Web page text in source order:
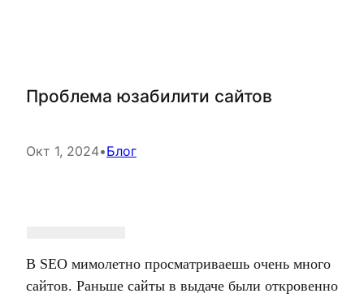
Проблема юзабилити сайтов
Окт 1, 2024•Блог
В SEO мимолетно просматриваешь очень много
сайтов. Раньше сайты в выдаче были откровенно